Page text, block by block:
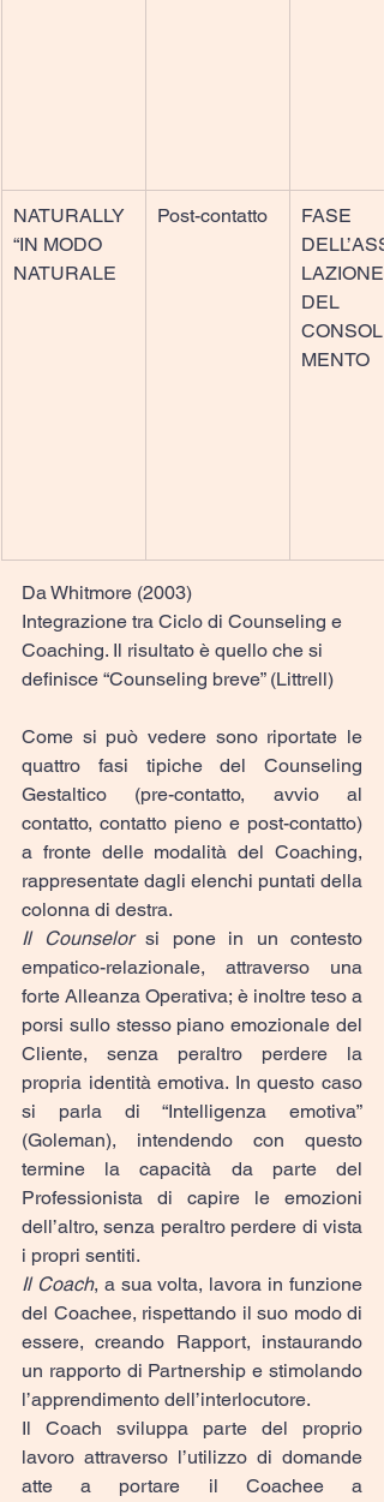
NATURALLY
“IN MODO
NATURALE
Post-contatto
FASE
LAZIONE
DEL
MENTO
Da Whitmore (2003)
Integrazione tra Ciclo di Counseling e
Coaching. Il risultato è quello che si
definisce “Counseling breve” (Littrell)
Come si può vedere sono riportate le
quattro fasi tipiche del Counseling
Gestaltico (pre-contatto, avvio al
contatto, contatto pieno e post-contatto)
a fronte delle modalità del Coaching,
rappresentate dagli elenchi puntati della
colonna di destra.
Il Counselor si pone in un contesto
empatico-relazionale, attraverso una
forte Alleanza Operativa; è inoltre teso a
porsi sullo stesso piano emozionale del
Cliente, senza peraltro perdere la
propria identità emotiva. In questo caso
si parla di “Intelligenza emotiva”
(Goleman), intendendo con questo
termine la capacità da parte del
Professionista di capire le emozioni
dell’altro, senza peraltro perdere di vista
i propri sentiti.
Il Coach, a sua volta, lavora in funzione
del Coachee, rispettando il suo modo di
essere, creando Rapport, instaurando
un rapporto di Partnership e stimolando
l’apprendimento dell’interlocutore.
Il Coach sviluppa parte del proprio
lavoro attraverso l’utilizzo di domande
atte a portare il Coachee a